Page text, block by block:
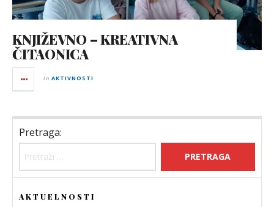
KNJIŽEVNO – KREATIVNA
ČITAONICA
in AKTIVNOSTI
Pretraga:
AKTUELNOSTI